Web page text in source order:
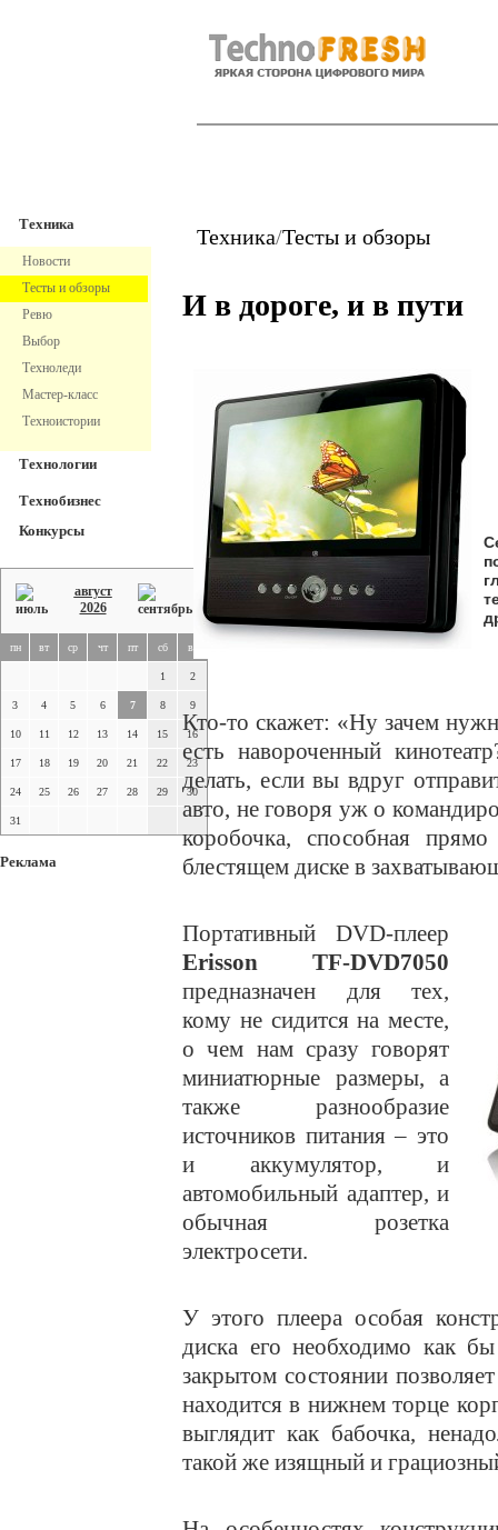
Техника
Новости
Тесты и обзоры
Ревю
Выбор
Техноледи
Мастер-класс
Техноистории
Технологии
Технобизнес
Конкурсы
август
2026
пн вт ср чт пт сб вс
1 2
3 4 5 6 7 8 9
10 11 12 13 14 15 16
17 18 19 20 21 22 23
24 25 26 27 28 29 30
31
Реклама
Техника/Тесты и обзоры
И в дороге, и в пути
Кто-то скажет: «Ну зачем
есть навороченный
делать, если вы вдруг
авто, не говоря уж о
коробочка, способная
блестящем диске в
Портативный DVD-плеер
Erisson TF-DVD7050
предназначен для тех,
кому не сидится на месте,
о чем нам сразу говорят
миниатюрные размеры, а
также разнообразие
источников питания – это
и аккумулятор, и
автомобильный адаптер, и
обычная розетка
электросети.
У этого плеера особая
диска его необходимо как
закрытом состоянии
находится в нижнем торце
выглядит как бабочка,
такой же изящный и